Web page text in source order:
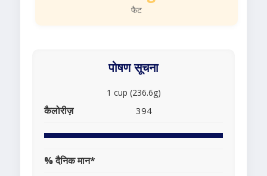
फैट
पोषण सूचना
1 cup (236.6g)
कैलोरीज़ 394
% दैनिक मान*